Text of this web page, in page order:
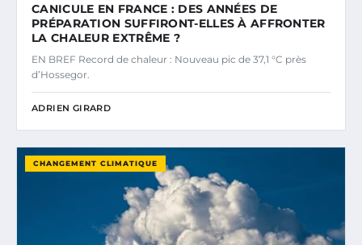
CANICULE EN FRANCE : DES ANNÉES DE
PRÉPARATION SUFFIRONT-ELLES À AFFRONTER
LA CHALEUR EXTRÊME ?
EN BREF Record de chaleur : Nouveau pic de 37,1 °C près
d’Hossegor.
ADRIEN GIRARD
CHANGEMENT CLIMATIQUE